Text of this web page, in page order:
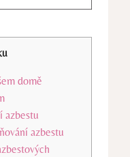
domě
azbestu
azbestu